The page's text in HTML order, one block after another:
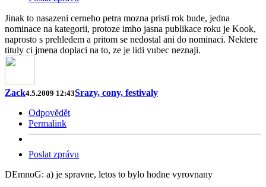
Jinak to nasazeni cerneho petra mozna pristi rok bude, jedna
nominace na kategorii, protoze imho jasna publikace roku je Kook,
naprosto s prehledem a pritom se nedostal ani do nominaci. Nektere
tituly ci jmena doplaci na to, ze je lidi vubec neznaji.
Zack4.5.2009 12:43Srazy, cony, festivaly
Odpovědět
Permalink
Poslat zprávu
DEmnoG: a) je spravne, letos to bylo hodne vyrovnany